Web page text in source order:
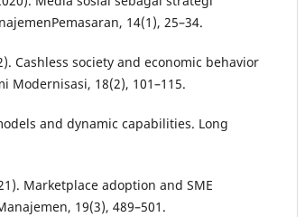
14(1), 25–34.
Cashless society and economic behavior
Modernisasi, 18(2), 101–115.
and dynamic capabilities. Long
Marketplace adoption and SME
19(3), 489–501.